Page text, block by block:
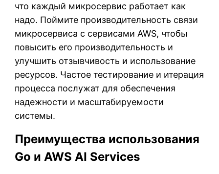
что каждый микросервис работает как
надо. Поймите производительность связи
микросервиса с сервисами AWS, чтобы
повысить его производительность и
улучшить отзывчивость и использование
ресурсов. Частое тестирование и итерация
процесса послужат для обеспечения
надежности и масштабируемости
системы.
Преимущества использования
Go и AWS AI Services